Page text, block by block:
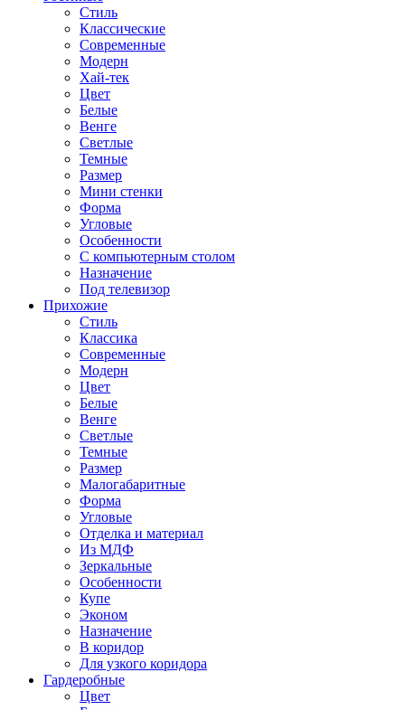
Стиль
Классические
Современные
Модерн
Хай-тек
Цвет
Белые
Венге
Светлые
Темные
Размер
Мини стенки
Форма
Угловые
Особенности
С компьютерным столом
Назначение
Под телевизор
Прихожие
Стиль
Классика
Современные
Модерн
Цвет
Белые
Венге
Светлые
Темные
Размер
Малогабаритные
Форма
Угловые
Отделка и материал
Из МДФ
Зеркальные
Особенности
Купе
Эконом
Назначение
В коридор
Для узкого коридора
Гардеробные
Цвет